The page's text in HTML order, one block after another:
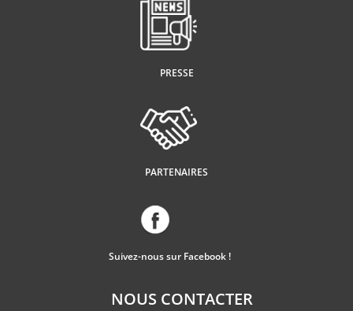
PRESSE
PARTENAIRES
Suivez-nous sur Facebook !
NOUS CONTACTER